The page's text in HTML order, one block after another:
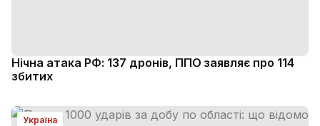
Нічна атака РФ: 137 дронів, ППО заявляє про 114
збитих
Україна